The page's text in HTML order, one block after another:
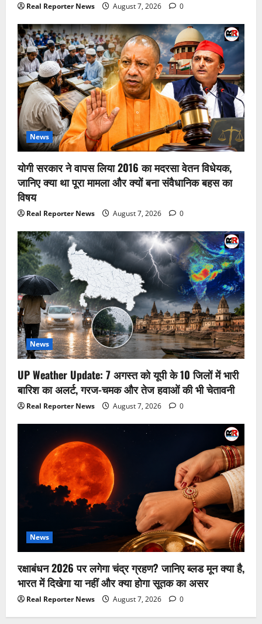
Real Reporter News August 7, 2026 0
News
योगी सरकार ने वापस लिया 2016 का मदरसा वेतन विधेयक,
जानिए क्या था पूरा मामला और क्यों बना संवैधानिक बहस का
विषय
Real Reporter News August 7, 2026 0
News
UP Weather Update: 7 अगस्त को यूपी के 10 जिलों में भारी
बारिश का अलर्ट, गरज-चमक और तेज हवाओं की भी चेतावनी
Real Reporter News August 7, 2026 0
News
रक्षाबंधन 2026 पर लगेगा चंद्र ग्रहण? जानिए ब्लड मून क्या है,
भारत में दिखेगा या नहीं और क्या होगा सूतक का असर
Real Reporter News August 7, 2026 0